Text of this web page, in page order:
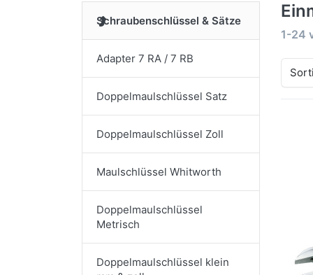
Schraubenschlüssel & Sätze
Adapter 7 RA / 7 RB
Doppelmaulschlüssel Satz
Doppelmaulschlüssel Zoll
Maulschlüssel Whitworth
Doppelmaulschlüssel
Metrisch
Doppelmaulschlüssel klein
1-24